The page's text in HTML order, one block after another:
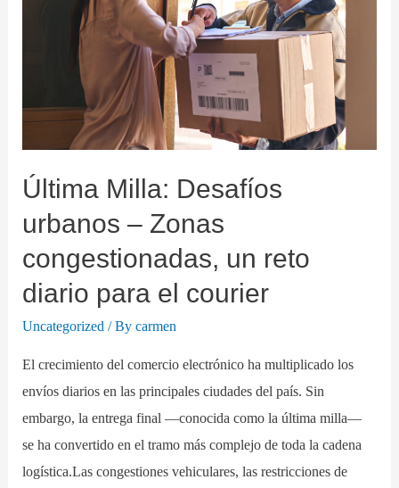
Última Milla: Desafíos
urbanos – Zonas
congestionadas, un reto
diario para el courier
Uncategorized / Bycarmen
El crecimiento del comercio electrónico ha multiplicado los
envíos diarios en las principales ciudades del país. Sin
embargo, la entrega final —conocida como la última milla—
se ha convertido en el tramo más complejo de toda la cadena
logística.Las congestiones vehiculares, las restricciones de